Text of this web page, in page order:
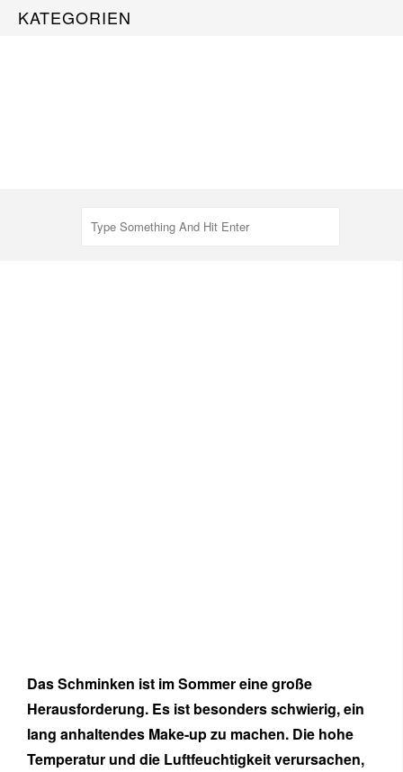
KATEGORIEN
25 November2019 2389Ansichten
Das Schminken ist im Sommer eine große
Herausforderung. Es ist besonders schwierig, ein
lang anhaltendes Make-up zu machen. Die hohe
Temperatur und die Luftfeuchtigkeit verursachen,